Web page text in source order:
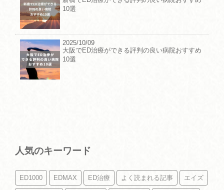
10選
2025/10/09
大阪でED治療ができる評判の良い病院おすすめ
10選
人気のキーワード
ED1000 EDMAX ED治療 よく読まれる記事 エイズ